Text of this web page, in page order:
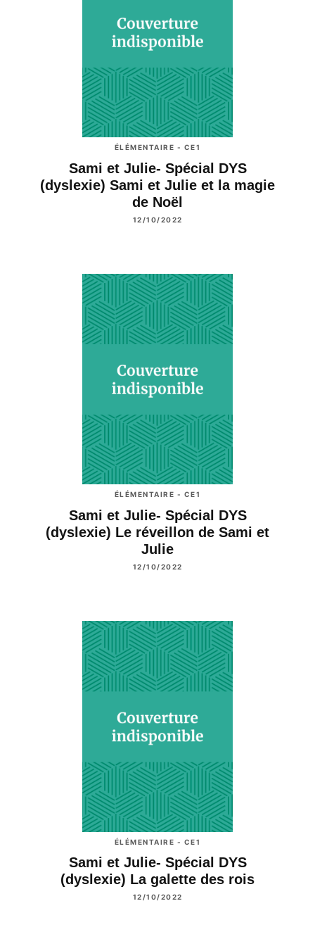
ÉLÉMENTAIRE - CE1
Sami et Julie- Spécial DYS
(dyslexie) Sami et Julie et la magie
de Noël
12/10/2022
ÉLÉMENTAIRE - CE1
Sami et Julie- Spécial DYS
(dyslexie) Le réveillon de Sami et
Julie
12/10/2022
ÉLÉMENTAIRE - CE1
Sami et Julie- Spécial DYS
(dyslexie) La galette des rois
12/10/2022